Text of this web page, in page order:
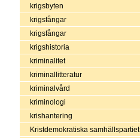
krigsbyten
krigsfångar
krigsfångar
krigshistoria
kriminalitet
kriminallitteratur
kriminalvård
kriminologi
krishantering
Kristdemokratiska samhällspartiet